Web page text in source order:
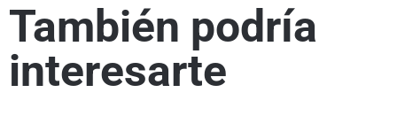
También podría
interesarte